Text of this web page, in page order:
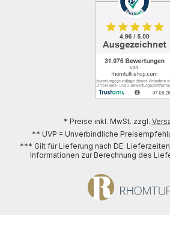
* Preise inkl. MwSt. zzgl.
** UVP = Unverbindliche
*** Gilt für Lieferung nach DE.
Informationen zur Berechnung des